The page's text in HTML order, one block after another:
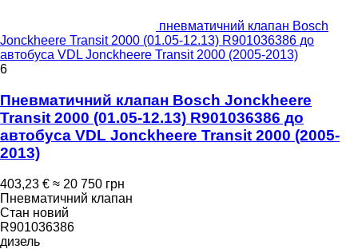
пневматичний клапан Bosch
Jonckheere Transit 2000 (01.05-12.13) R901036386 до
автобуса VDL Jonckheere Transit 2000 (2005-2013)
6
Пневматичний клапан Bosch Jonckheere
Transit 2000 (01.05-12.13) R901036386 до
автобуса VDL Jonckheere Transit 2000 (2005-
2013)
403,23 € ≈ 20 750 грн
Пневматичний клапан
Стан новий
R901036386
дизель